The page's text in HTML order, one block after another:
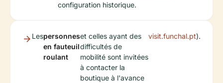
configuration historique.
Lespersonnes
en fauteuil
roulant
et celles ayant des
difficultés de
mobilité sont invitées
à contacter la
boutique à l'avance
visit.funchal.pt).